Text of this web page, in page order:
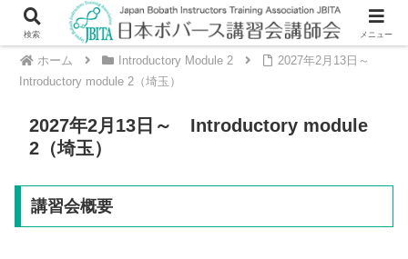
ホーム Introductory Module 2
2027年2月13日～
Introductory module 2（埼玉）
2027年2月13日～ Introductory module
2（埼玉）
講習会概要
検索 メニュー